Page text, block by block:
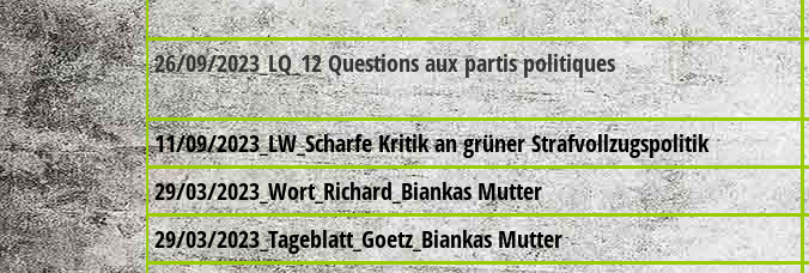
26/09/2023_LQ_12 Questions aux partis politiques
11/09/2023_LW_Scharfe Kritik an grüner Strafvollzugspolitik
29/03/2023_Wort_Richard_Biankas Mutter
29/03/2023_Tageblatt_Goetz_Biankas Mutter